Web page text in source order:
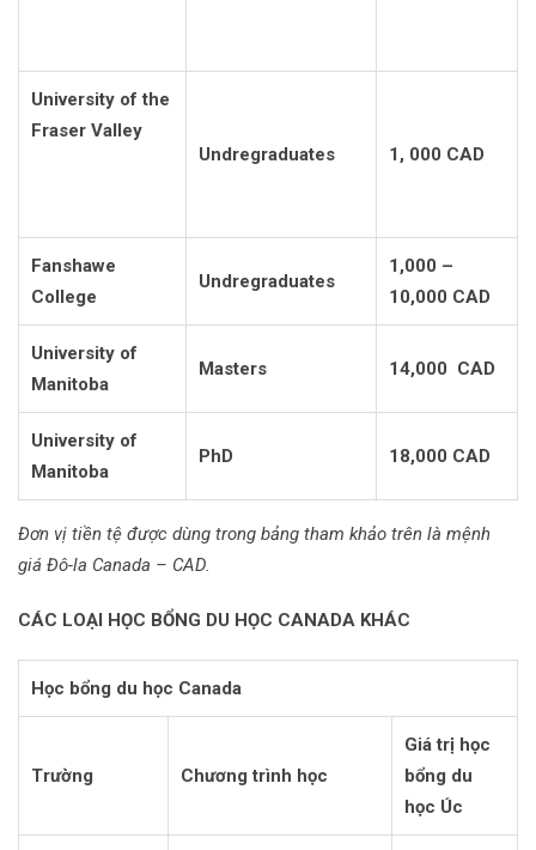
University of the
Fraser Valley
Undregraduates
1, 000 CAD
Fanshawe
College
Undregraduates
1,000 –
10,000 CAD
University of
Manitoba
Masters 14,000 CAD
University of
Manitoba
PhD 18,000 CAD
Đơn vị tiền tệ được dùng trong bảng tham khảo trên là mệnh
giá Đô-la Canada – CAD.
CÁC LOẠI HỌC BỔNG DU HỌC CANADA KHÁC
Học bổng du học Canada
Trường Chương trình học
Giá trị học
bổng du
học Úc